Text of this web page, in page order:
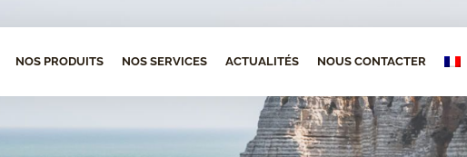
NOS PRODUITS NOS SERVICES ACTUALITÉS NOUS CONTACTER